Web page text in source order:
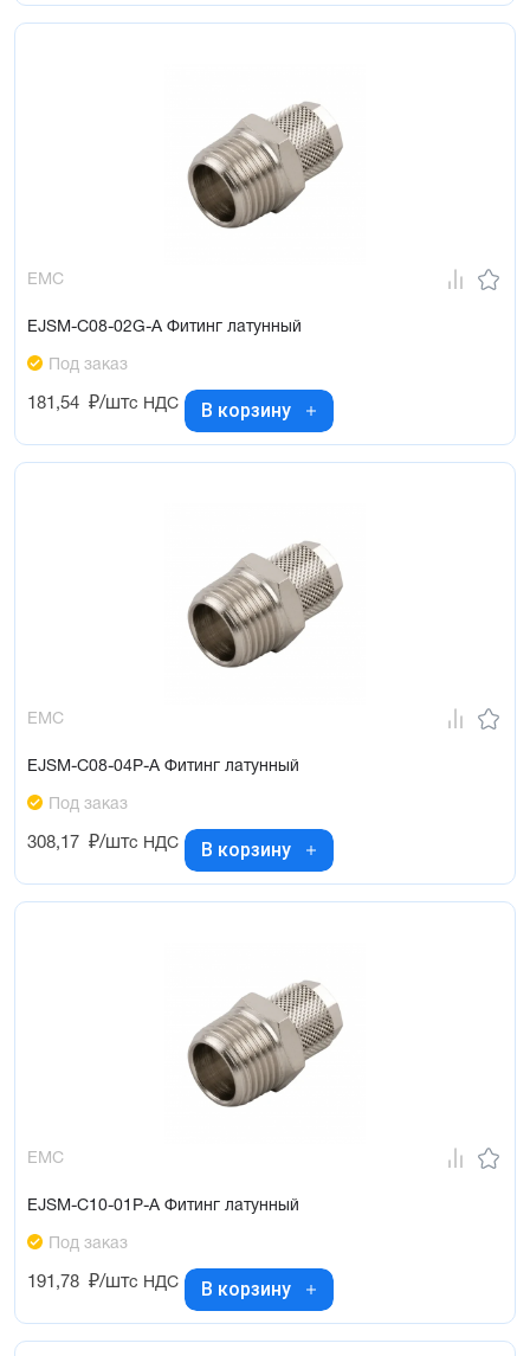
EMC
EJSM-C08-02G-A Фитинг латунный
Под заказ
181,54 ₽/штс НДС В корзину
EMC
EJSM-C08-04P-A Фитинг латунный
Под заказ
308,17 ₽/штс НДС В корзину
EMC
EJSM-C10-01P-A Фитинг латунный
Под заказ
191,78 ₽/штс НДС В корзину